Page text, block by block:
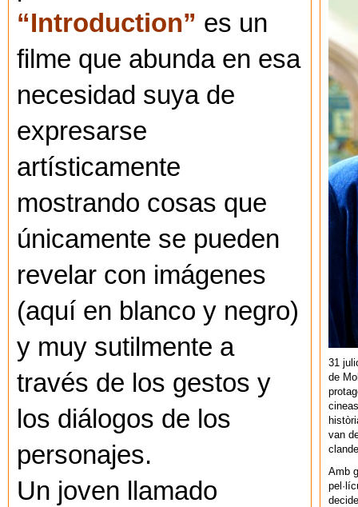
“Introduction” es un
filme que abunda en esa
necesidad suya de
expresarse
artísticamente
mostrando cosas que
únicamente se pueden
revelar con imágenes
(aquí en blanco y negro)
y muy sutilmente a
través de los gestos y
los diálogos de los
personajes.
Un joven llamado
31
de
van
Amb